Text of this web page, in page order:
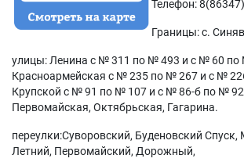
Телефон:
Границы: с.
улицы: Ленина с № 311 по № 493 и с № 60 по
Красноармейская с № 235 по № 267 и с №
Крупской с № 91 по № 107 и с № 86-б по №
Первомайская, Октябрьская, Гагарина.
переулки:Суворовский, Буденовский Спуск,
Летний, Первомайский, Дорожный,